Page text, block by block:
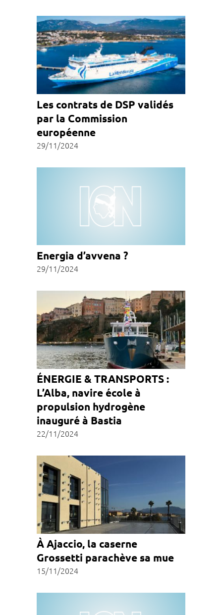
Les contrats de DSP validés
par la Commission
européenne
29/11/2024
Energia d’avvena ?
29/11/2024
ÉNERGIE & TRANSPORTS :
L’Alba, navire école à
propulsion hydrogène
inauguré à Bastia
22/11/2024
À Ajaccio, la caserne
Grossetti parachève sa mue
15/11/2024